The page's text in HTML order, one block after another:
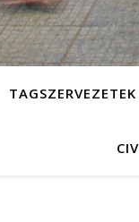
TAGSZERVEZETEK